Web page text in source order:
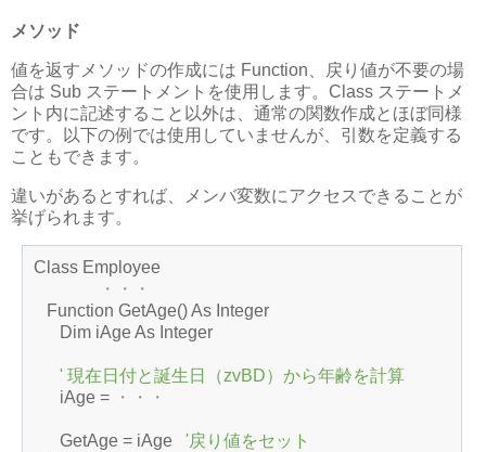
メソッド
値を返すメソッドの作成には Function、戻り値が不要の場
合は Sub ステートメントを使用します。Class ステートメ
ント内に記述すること以外は、通常の関数作成とほぼ同様
です。以下の例では使用していませんが、引数を定義する
こともできます。
違いがあるとすれば、メンバ変数にアクセスできることが
挙げられます。
Class Employee
・・・
Function GetAge() As Integer
Dim iAge As Integer
' 現在日付と誕生日（zvBD）から年齢を計算
iAge =
・・・
GetAge = iAge
'戻り値をセット